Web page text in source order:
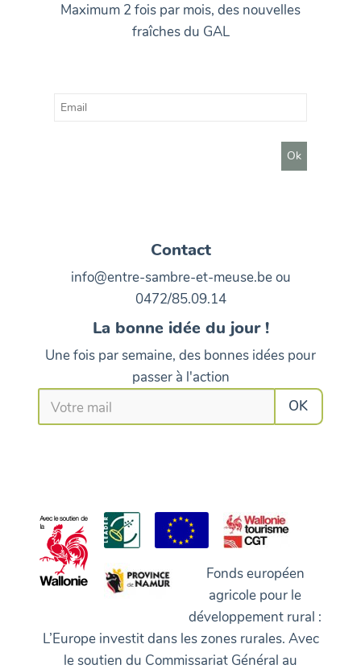
Maximum 2 fois par mois, des nouvelles
fraîches du GAL
Contact
info@entre-sambre-et-meuse.be ou
0472/85.09.14
La bonne idée du jour !
Une fois par semaine, des bonnes idées pour
passer à l'action
Fonds européen
agricole pour le
développement rural :
L’Europe investit dans les zones rurales. Avec
le soutien du Commissariat Général au